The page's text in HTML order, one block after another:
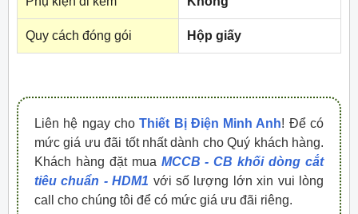
Quy cách đóng gói Hộp giấy
Liên hệ ngay choThiết Bị Điện Minh Anh! Để có
mức giá ưu đãi tốt nhất dành cho Quý khách hàng.
Khách hàng đặt mua MCCB - CB khối dòng cắt
tiêu chuẩn - HDM1 với số lượng lớn xin vui lòng
call cho chúng tôi để có mức giá ưu đãi riêng.